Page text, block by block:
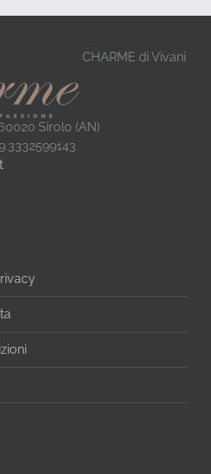
CHARME di Vivani
Sirolo (AN)